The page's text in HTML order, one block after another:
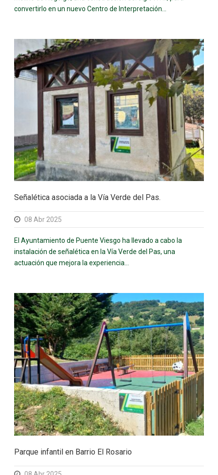
convertirlo en un nuevo Centro de Interpretación...
Señalética asociada a la Vía Verde del Pas.
08 Abr 2025
El Ayuntamiento de Puente Viesgo ha llevado a cabo la
instalación de señalética en la Vía Verde del Pas, una
actuación que mejora la experiencia...
Parque infantil en Barrio El Rosario